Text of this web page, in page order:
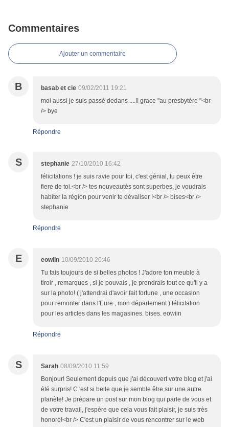
Commentaires
Ajouter un commentaire
B basab et cie 09/02/2011 19:21
moi aussi je suis passé dedans ....!! grace "au presbytére "<br
/> bye
Répondre
S stephanie 27/10/2010 16:42
félicitations ! je suis ravie pour toi, c'est génial, tu peux être
fiere de toi.<br /> tes nouveautés sont superbes, je voudrais
habiter la région pour venir te dévaliser !<br /> bises<br />
stephanie
Répondre
E eowiin 10/09/2010 20:46
Tu fais toujours de si belles photos ! J'adore ton meuble à
tiroir , remarques , si je pouvais , je prendrais tout ce qu'il y a
sur la photo! ( j'attendrai d'avoir fait fortune , une occasion
pour remonter dans l'Eure , mon département ) félicitation
pour les articles dans les magasines. bises. eowiin
Répondre
S Sarah 08/09/2010 11:59
Bonjour! Seulement depuis que j'ai découvert votre blog et j'ai
été surpris! C 'est si belle que je semble être sur une autre
planète! Je prépare un post sur mon blog qui parle de vous et
de votre travail, j'espère que cela vous fait plaisir, je suis très
honoré!<br /> C'est un plaisir de vous rencontrer sur le web